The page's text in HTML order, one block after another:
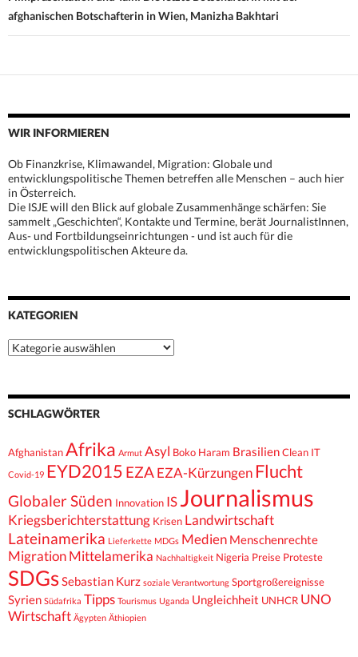
afghanischen Botschafterin in Wien, Manizha Bakhtari
WIR INFORMIEREN
Ob Finanzkrise, Klimawandel, Migration: Globale und
entwicklungspolitische Themen betreffen alle Menschen – auch hier
in Österreich.
Die ISJE will den Blick auf globale Zusammenhänge schärfen: Sie
sammelt „Geschichten“, Kontakte und Termine, berät JournalistInnen,
Aus- und Fortbildungseinrichtungen - und ist auch für die
entwicklungspolitischen Akteure da.
KATEGORIEN
Kategorien
SCHLAGWÖRTER
AfghanistanAfrika Armut Asyl Boko Haram BrasilienClean IT
Covid-19 EYD2015 EZA EZA-Kürzungen Flucht
Globaler Süden Innovation IS Journalismus
Kriegsberichterstattung Krisen Landwirtschaft
Lateinamerika Lieferkette MDGs Medien Menschenrechte
Migration Mittelamerika Nachhaltigkeit Nigeria Preise Proteste
SDGsSebastian Kurz soziale Verantwortung Sportgroßereignisse
Syrien Südafrika Tipps Tourismus Uganda Ungleichheit UNHCR UNO
Wirtschaft Ägypten Äthiopien